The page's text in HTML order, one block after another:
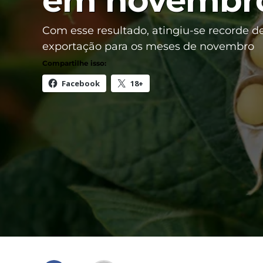
Com esse resultado, atingiu-se recorde
exportação para os meses de novembro
Compartilhe isso:
Facebook 18+